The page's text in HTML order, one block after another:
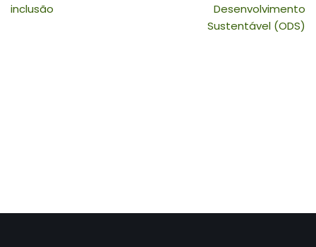
inclusão
Desenvolvimento
Sustentável (ODS)